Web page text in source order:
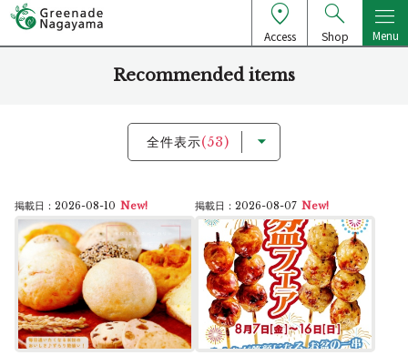
Access Shop Menu
Recommended items
全件表示(53)
掲載日：2026-08-10 New! 掲載日：2026-08-07 New!